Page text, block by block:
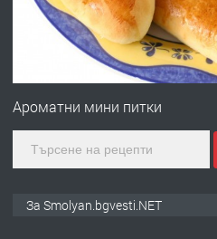
Имот в
Ароматни мини питки
За Smolyan.bgvesti.NET